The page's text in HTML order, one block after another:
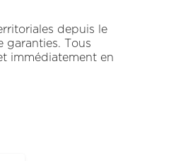
depuis le
garanties. Tous
immédiatement en